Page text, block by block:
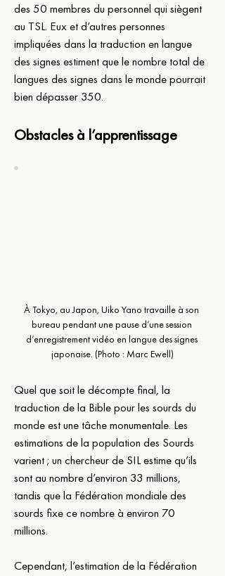
des 50 membres du personnel qui siègent
au TSL. Eux et d’autres personnes
impliquées dans la traduction en langue
des signes estiment que le nombre total de
langues des signes dans le monde pourrait
bien dépasser 350.
Obstacles à l’apprentissage
À Tokyo, au Japon, Uiko Yano travaille à son
bureau pendant une pause d’une session
d’enregistrement vidéo en langue des signes
japonaise. (Photo : Marc Ewell)
Quel que soit le décompte final, la
traduction de la Bible pour les sourds du
monde est une tâche monumentale. Les
estimations de la population des Sourds
varient ; un chercheur de SIL estime qu’ils
sont au nombre d’environ 33 millions,
tandis que la Fédération mondiale des
sourds fixe ce nombre à environ 70
millions.
Cependant, l’estimation de la Fédération